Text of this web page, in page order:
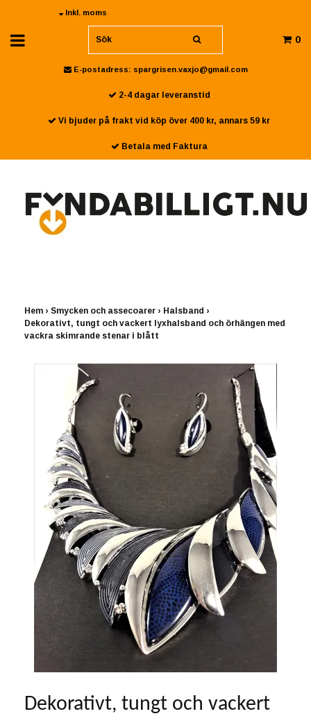
Inkl. moms
0
E-postadress: spargrisen.vaxjo@gmail.com
2-4 dagar leveranstid
Vi bjuder på frakt vid köp över 400 kr, annars 59 kr
Betala med Faktura
Hem › Smycken och assecoarer › Halsband ›
Dekorativt, tungt och vackert lyxhalsband och örhängen med
vackra skimrande stenar i blått
Dekorativt, tungt och vackert